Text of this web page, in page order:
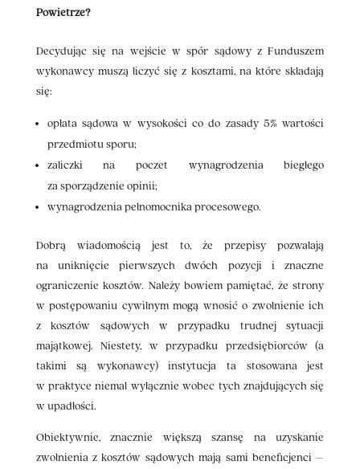
Powietrze?
Decydując się na wejście w spór sądowy z Funduszem
wykonawcy muszą liczyć się z kosztami, na które składają
się:
opłata sądowa w wysokości co do zasady 5% wartości
przedmiotu sporu;
zaliczki na poczet wynagrodzenia biegłego
za sporządzenie opinii;
wynagrodzenia pełnomocnika procesowego.
Dobrą wiadomością jest to, że przepisy pozwalają
na uniknięcie pierwszych dwóch pozycji i znaczne
ograniczenie kosztów. Należy bowiem pamiętać, że strony
w postępowaniu cywilnym mogą wnosić o zwolnienie ich
z kosztów sądowych w przypadku trudnej sytuacji
majątkowej. Niestety, w przypadku przedsiębiorców (a
takimi są wykonawcy) instytucja ta stosowana jest
w praktyce niemal wyłącznie wobec tych znajdujących się
w upadłości.
Obiektywnie, znacznie większą szansę na uzyskanie
zwolnienia z kosztów sądowych mają sami beneficjenci –